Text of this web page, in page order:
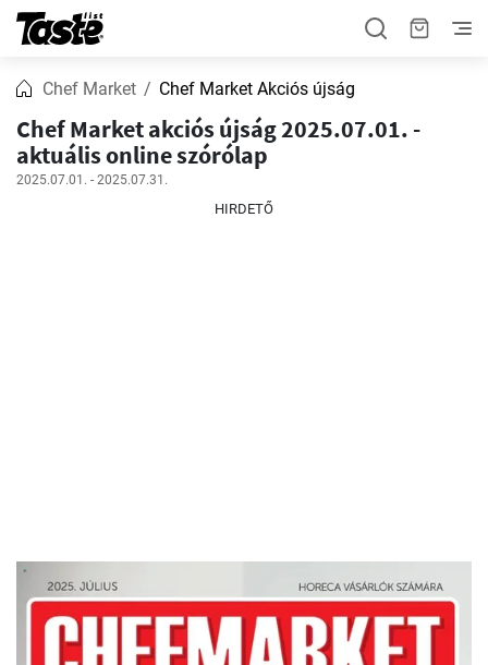
Chef Market Chef Market Akciós újság
Chef Market akciós újság 2025.07.01. -
aktuális online szórólap
2025.07.01. - 2025.07.31.
HIRDETŐ